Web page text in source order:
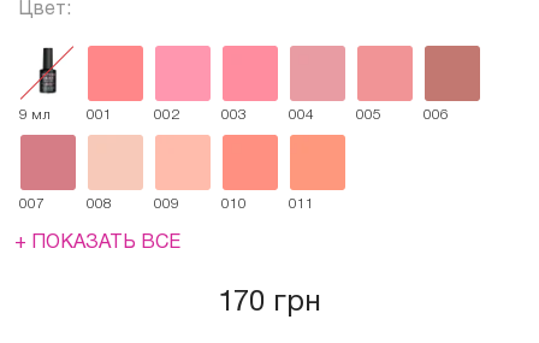
Цвет:
9 мл 001 002 003 004 005 006
007 008 009 010 011
+ ПОКАЗАТЬ ВСЕ
170 грн